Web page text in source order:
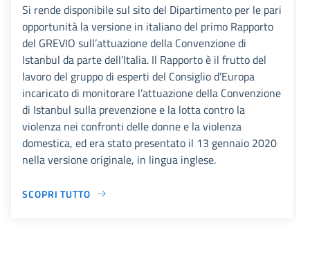
Si rende disponibile sul sito del Dipartimento per le pari
opportunità la versione in italiano del primo Rapporto
del GREVIO sull’attuazione della Convenzione di
Istanbul da parte dell’Italia. Il Rapporto è il frutto del
lavoro del gruppo di esperti del Consiglio d’Europa
incaricato di monitorare l’attuazione della Convenzione
di Istanbul sulla prevenzione e la lotta contro la
violenza nei confronti delle donne e la violenza
domestica, ed era stato presentato il 13 gennaio 2020
nella versione originale, in lingua inglese.
SCOPRI TUTTO